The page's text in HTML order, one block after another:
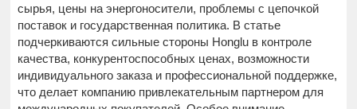
сырья, цены на энергоносители, проблемы с цепочкой
поставок и государственная политика. В статье
подчеркиваются сильные стороны Honglu в контроле
качества, конкурентоспособных ценах, возможности
индивидуального заказа и профессиональной поддержке,
что делает компанию привлекательным партнером для